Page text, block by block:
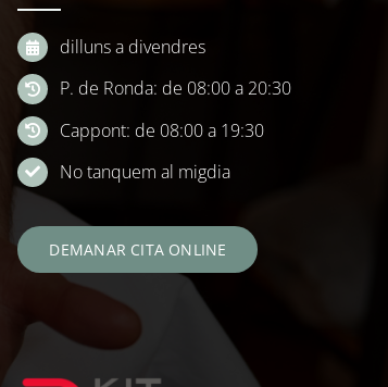
dilluns a divendres
P. de Ronda: de 08:00 a 20:30
Cappont: de 08:00 a 19:30
No tanquem al migdia
DEMANAR CITA ONLINE